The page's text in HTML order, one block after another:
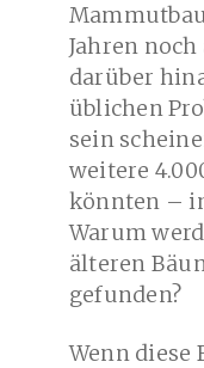
Jahren
darüber
üblichen
sein
weitere
könnten –
Warum
älteren
gefunden?
Wenn diese